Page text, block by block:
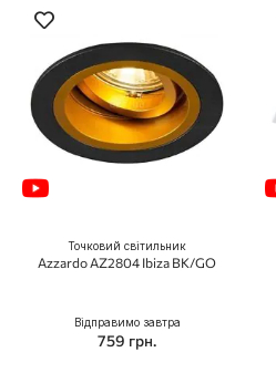
Точковий світильник
Azzardo AZ2804 Ibiza BK/GO
Відправимо завтра
759 грн.